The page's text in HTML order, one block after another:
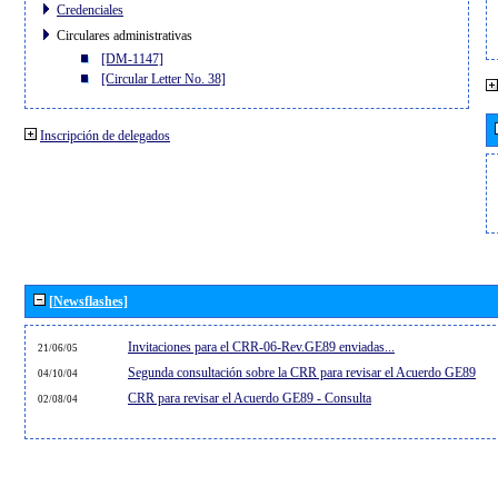
Credenciales
Circulares administrativas
[DM-1147]
[Circular Letter No. 38]
Inscripción de delegados
[Newsflashes]
21/06/05 Invitaciones para el CRR-06-Rev.GE89 enviadas...
04/10/04 Segunda consultación sobre la CRR para revisar el Acuerdo GE89
02/08/04 CRR para revisar el Acuerdo GE89 - Consulta